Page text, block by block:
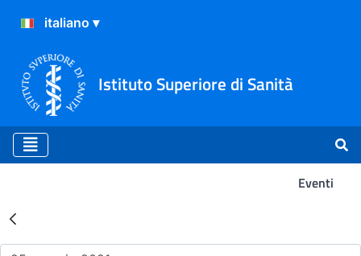
Istituto Superiore di Sanità
Eventi
Risultati della Ricerca -